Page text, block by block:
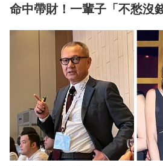
命中帶財！一輩子「不愁沒